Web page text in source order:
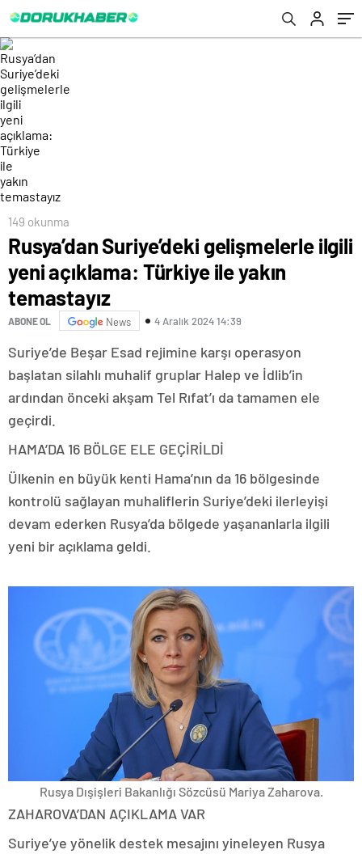
149 okunma
Rusya’dan Suriye’deki gelişmelerle ilgili
yeni açıklama: Türkiye ile yakın
temastayız
ABONE OL News 4 Aralık 2024 14:39
Suriye’de Beşar Esad rejimine karşı operasyon
başlatan silahlı muhalif gruplar Halep ve İdlib’in
ardından önceki akşam Tel Rıfat’ı da tamamen ele
geçirdi.
HAMA’DA 16 BÖLGE ELE GEÇİRİLDİ
Ülkenin en büyük kenti Hama’nın da 16 bölgesinde
kontrolü sağlayan muhaliflerin Suriye’deki ilerleyişi
devam ederken Rusya’da bölgede yaşananlarla ilgili
yeni bir açıklama geldi.
Rusya Dışişleri Bakanlığı Sözcüsü Mariya Zaharova.
ZAHAROVA’DAN AÇIKLAMA VAR
Suriye’ye yönelik destek mesajını yineleyen Rusya